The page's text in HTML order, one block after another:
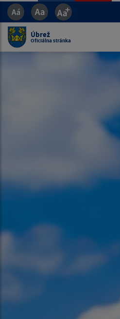
Úbrež
Oficiálna stránka